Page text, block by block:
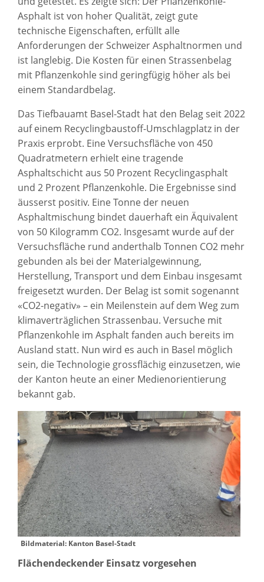
Asphalt ist von hoher Qualität, zeigt gute
technische Eigenschaften, erfüllt alle
Anforderungen der Schweizer Asphaltnormen und
ist langlebig. Die Kosten für einen Strassenbelag
mit Pflanzenkohle sind geringfügig höher als bei
einem Standardbelag.
Das Tiefbauamt Basel-Stadt hat den Belag seit 2022
auf einem Recyclingbaustoff-Umschlagplatz in der
Praxis erprobt. Eine Versuchsfläche von 450
Quadratmetern erhielt eine tragende
Asphaltschicht aus 50 Prozent Recyclingasphalt
und 2 Prozent Pflanzenkohle. Die Ergebnisse sind
äusserst positiv. Eine Tonne der neuen
Asphaltmischung bindet dauerhaft ein Äquivalent
von 50 Kilogramm CO2. Insgesamt wurde auf der
Versuchsfläche rund anderthalb Tonnen CO2 mehr
gebunden als bei der Materialgewinnung,
Herstellung, Transport und dem Einbau insgesamt
freigesetzt wurden. Der Belag ist somit sogenannt
«CO2-negativ» – ein Meilenstein auf dem Weg zum
klimaverträglichen Strassenbau. Versuche mit
Pflanzenkohle im Asphalt fanden auch bereits im
Ausland statt. Nun wird es auch in Basel möglich
sein, die Technologie grossflächig einzusetzen, wie
der Kanton heute an einer Medienorientierung
bekannt gab.
Bildmaterial: Kanton Basel-Stadt
Flächendeckender Einsatz vorgesehen